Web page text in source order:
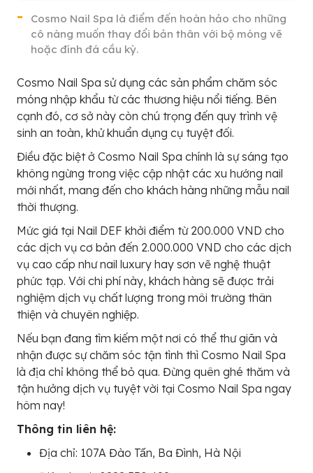
Cosmo Nail Spa là điểm đến hoàn hảo cho những
cô nàng muốn thay đổi bản thân với bộ móng vẽ
hoặc đính đá cầu kỳ.
Cosmo Nail Spa sử dụng các sản phẩm chăm sóc
móng nhập khẩu từ các thương hiệu nổi tiếng. Bên
cạnh đó, cơ sở này còn chú trọng đến quy trình vệ
sinh an toàn, khử khuẩn dụng cụ tuyệt đối.
Điều đặc biệt ở Cosmo Nail Spa chính là sự sáng tạo
không ngừng trong việc cập nhật các xu hướng nail
mới nhất, mang đến cho khách hàng những mẫu nail
thời thượng.
Mức giá tại Nail DEF khởi điểm từ 200.000 VND cho
các dịch vụ cơ bản đến 2.000.000 VND cho các dịch
vụ cao cấp như nail luxury hay sơn vẽ nghệ thuật
phức tạp. Với chi phí này, khách hàng sẽ được trải
nghiệm dịch vụ chất lượng trong môi trường thân
thiện và chuyên nghiệp.
Nếu bạn đang tìm kiếm một nơi có thể thư giãn và
nhận được sự chăm sóc tận tình thì Cosmo Nail Spa
là địa chỉ không thể bỏ qua. Đừng quên ghé thăm và
tận hưởng dịch vụ tuyệt vời tại Cosmo Nail Spa ngay
hôm nay!
Thông tin liên hệ:
Địa chỉ: 107A Đào Tấn, Ba Đình, Hà Nội